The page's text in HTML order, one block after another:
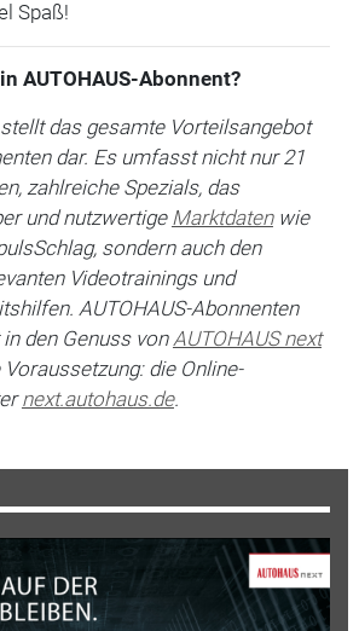
Spaß!
AUTOHAUS-Abonnent?
das gesamte Vorteilsangebot
dar. Es umfasst nicht nur 21
zahlreiche Spezials, das
und nutzwertige Marktdatenwie
sondern auch den
Videotrainings und
AUTOHAUS-Abonnenten
den Genuss von AUTOHAUS next
die Online-
next.autohaus.de.